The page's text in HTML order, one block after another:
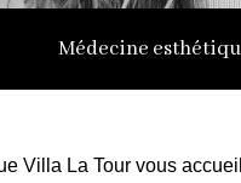
Médecine
Villa La Tour vous